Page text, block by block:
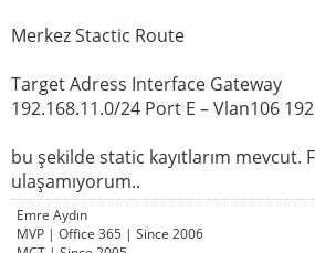
Merkez Stactic Route
Target Adress Interface Gateway
192.168.11.0/24 Port E – Vlan106
bu şekilde static kayıtlarım mevcut.
ulaşamıyorum..
Emre Aydın
MVP | Office 365 | Since 2006